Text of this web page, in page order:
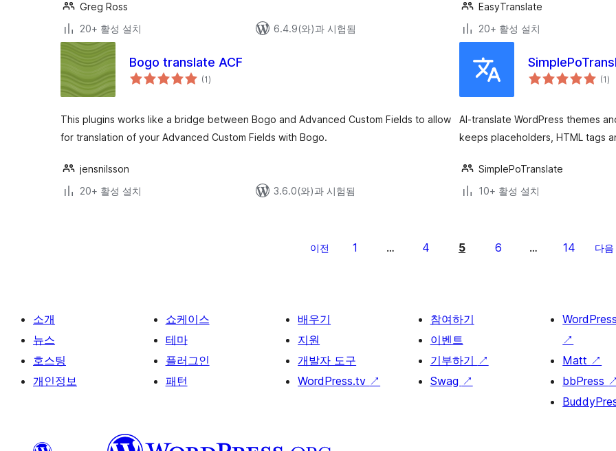
Greg Ross
20+ 활성 설치
6.4.9(와)과 시험됨
EasyTranslate
20+ 활성 설치
Bogo translate ACF
(1전
체)
This plugins works like a bridge between Bogo and Advanced Custom Fields to allow
for translation of your Advanced Custom Fields with Bogo.
jensnilsson
20+ 활성 설치
3.6.0(와)과 시험됨
(1전
체)
AI-translate WordPress themes
keeps placeholders, HTML tags
SimplePoTranslate
10+ 활성 설치
이전 1 … 4 5 6 … 14 다음
소개
뉴스
호스팅
개인정보
쇼케이스
테마
플러그인
패턴
배우기
지원
개발자 도구
WordPress.tv ↗
참여하기
이벤트
기부하기 ↗
Swag ↗
↗
Matt ↗
bbPress